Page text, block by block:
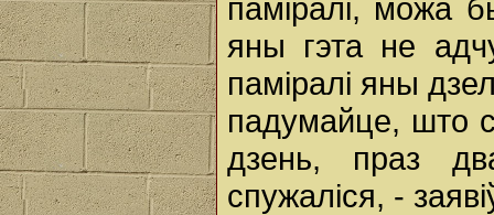
паміралі, можа
яны гэта не
паміралі яны
падумайце, што
дзень, праз
спужаліся, -